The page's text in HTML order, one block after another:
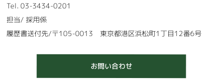
Tel. 03-3434-0201
担当/ 採用係
履歴書送付先/〒105-0013 東京都港区浜松町1丁目12番6号
お問い合わせ